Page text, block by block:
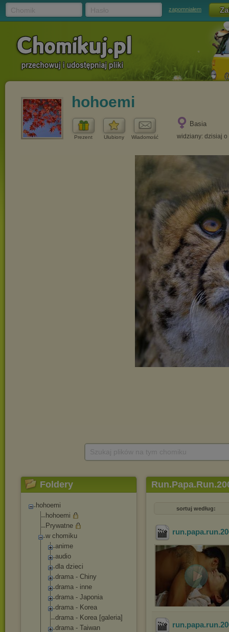
zapomniałem
hohoemi
Prezent Ulubiony Wiadomość
Basia
widziany: dzisiaj o
Foldery
hohoemi
hohoemi
Prywatne
w chomiku
anime
audio
dla dzieci
drama - Chiny
drama - inne
drama - Japonia
drama - Korea
drama - Korea [galeria]
drama - Taiwan
sortuj według: